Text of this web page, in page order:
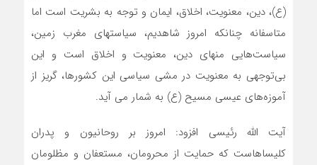
(ع)، دین، معنویت، اخلاق، ایمان و توجه به بشریت است اما
متاسفانه چنانکه امروز شاهدیم، سیاستهای مغرب زمین،
سیاست‌هایی منهای دین، معنویت و اخلاق است و این
بی‌توجهی به معنویت در مشی سیاسی این کشورها، گریز از
آموزه‌های عیسی مسیح (ع) به شمار می آید.
آیت الله رئیسی افزود: امروز بر روحانیون و پدران
کلیساهاست که حمایت از محرومان، مستعفان و مظلومان